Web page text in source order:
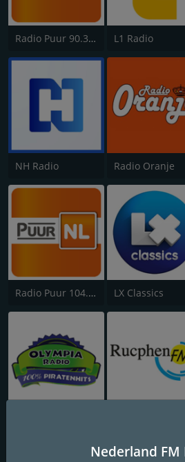
Radio Puur 90.3 FM Zuidoost Brabant L1 Radio
NH Radio Radio Oranje
Radio Puur 104.3 FM West Brabant LX Classics
Nederland FM